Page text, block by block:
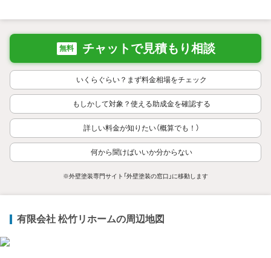
無料 チャットで見積もり相談
いくらぐらい？まず料金相場をチェック
もしかして対象？使える助成金を確認する
詳しい料金が知りたい（概算でも！）
何から聞けばいいか分からない
※外壁塗装専門サイト「外壁塗装の窓口」に移動します
有限会社 松竹リホームの周辺地図